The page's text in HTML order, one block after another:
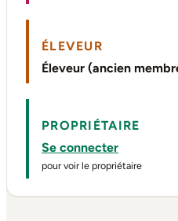
ÉLEVEUR
Éleveur (ancien
PROPRIÉTAIRE
Se connecter
pour voir le propriétaire